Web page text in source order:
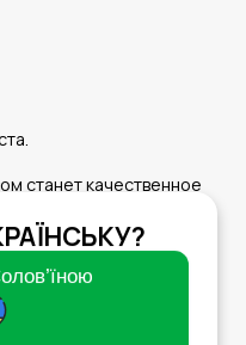
станет качественное
бренда
времени. Хорошо
соединить заботу
и повседневной